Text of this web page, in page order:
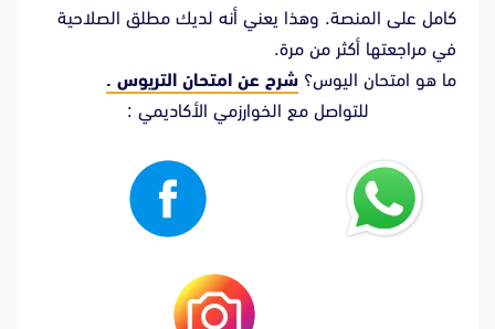
كامل على المنصة. وهذا يعني أنه لديك مطلق الصلاحية
في مراجعتها أكثر من مرة.
ما هو امتحان اليوس؟ شرح عن امتحان التريوس .
للتواصل مع الخوارزمي الأكاديمي :